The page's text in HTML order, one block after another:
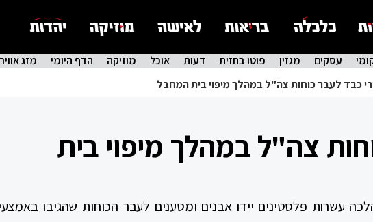
עסקים מגזין פוטו בחזית דעות אוכל מוזיקה הדף היומי מזג אוויר
כבד לעבר כוחות צה"ל במהלך מיפוי בית המחבל
צה"ל במהלך מיפוי בית
עשרות פלסטינים יידו אבנים ומטענים לעבר הכוחות שהגיבו